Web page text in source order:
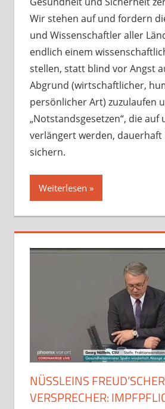
Wir stehen auf und fordern
und Wissenschaftler aller
endlich einem
stellen, statt blind vor Angst
Abgrund (wirtschaftlicher,
persönlicher Art) zuzulaufen
„Notstandsgesetzen“, die
verlängert werden, dauerhaft
sichern.
Weiterlesen
NÜSSLEINS FREUD’SCHER V
ERSPRECHER: